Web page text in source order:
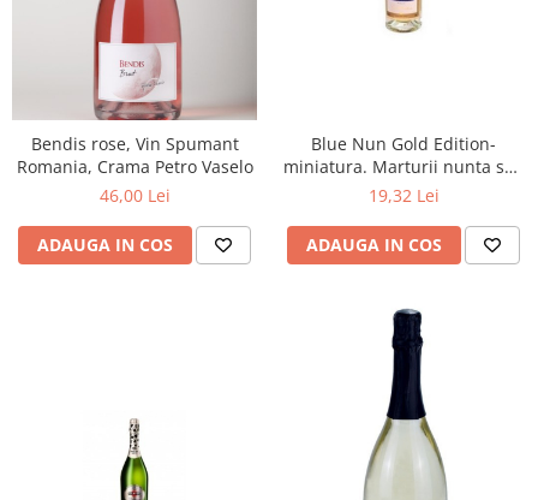
Bendis rose, Vin Spumant
Romania, Crama Petro Vaselo
46,00 Lei
ADAUGA IN COS
Blue Nun Gold Edition-
miniatura. Marturii nunta sau
botez!
19,32 Lei
ADAUGA IN COS